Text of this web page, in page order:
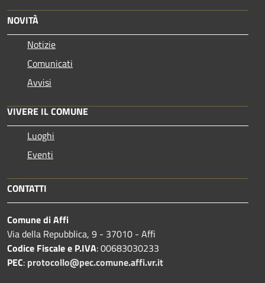
NOVITÀ
Notizie
Comunicati
Avvisi
VIVERE IL COMUNE
Luoghi
Eventi
CONTATTI
Comune di Affi
Via della Repubblica, 9 - 37010 - Affi
Codice Fiscale e P.IVA: 00683030233
PEC: protocollo@pec.comune.affi.vr.it